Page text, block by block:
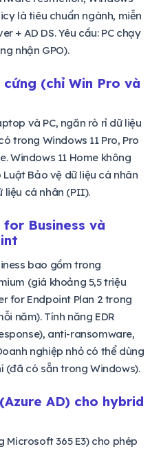
là tiêu chuẩn ngành, miễn
+ AD DS. Yêu cầu: PC chạy
nhận GPO).
(chỉ Win Pro và
và PC, ngăn rò rỉ dữ liệu
trong Windows 11 Pro, Pro
Windows 11 Home không
Bảo vệ dữ liệu cá nhân
liệu cá nhân (PII).
Business và
bao gồm trong
(giá khoảng 5,5 triệu
for Endpoint Plan 2 trong
năm). Tính năng EDR
anti-ransomware,
nghiệp nhỏ có thể dùng
(đã có sẵn trong Windows).
AD) cho hybrid
Microsoft 365 E3) cho phép